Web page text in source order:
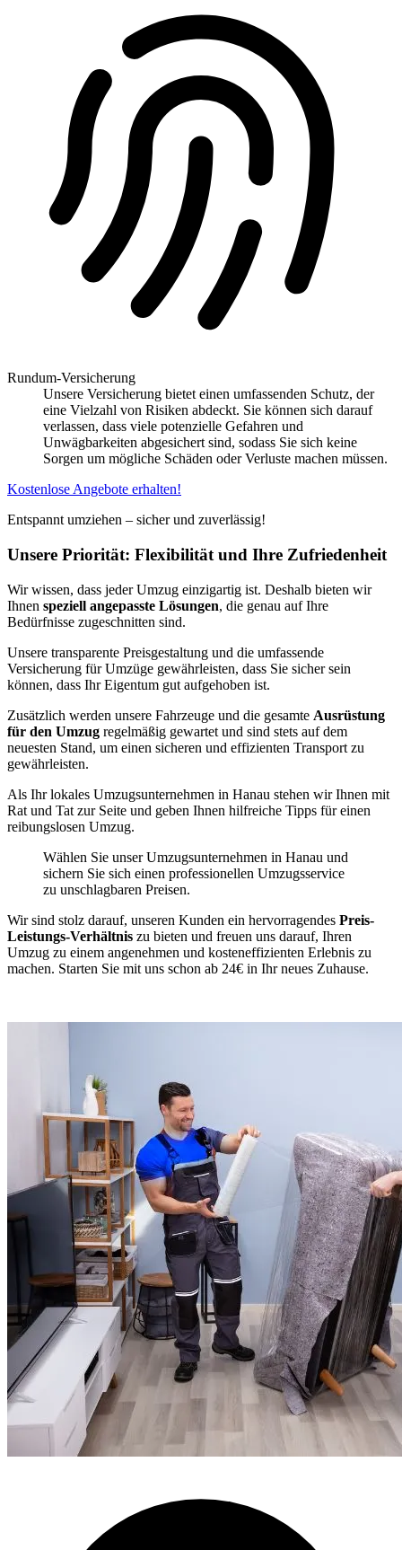
Rundum-Versicherung
Unsere Versicherung bietet einen umfassenden Schutz, der
eine Vielzahl von Risiken abdeckt. Sie können sich darauf
verlassen, dass viele potenzielle Gefahren und
Unwägbarkeiten abgesichert sind, sodass Sie sich keine
Sorgen um mögliche Schäden oder Verluste machen müssen.
Kostenlose Angebote erhalten!
Entspannt umziehen – sicher und zuverlässig!
Unsere Priorität: Flexibilität und Ihre Zufriedenheit
Wir wissen, dass jeder Umzug einzigartig ist. Deshalb bieten wir
Ihnen speziell angepasste Lösungen, die genau auf Ihre
Bedürfnisse zugeschnitten sind.
Unsere transparente Preisgestaltung und die umfassende
Versicherung für Umzüge gewährleisten, dass Sie sicher sein
können, dass Ihr Eigentum gut aufgehoben ist.
Zusätzlich werden unsere Fahrzeuge und die gesamte Ausrüstung
für den Umzug regelmäßig gewartet und sind stets auf dem
neuesten Stand, um einen sicheren und effizienten Transport zu
gewährleisten.
Als Ihr lokales Umzugsunternehmen in Hanau stehen wir Ihnen mit
Rat und Tat zur Seite und geben Ihnen hilfreiche Tipps für einen
reibungslosen Umzug.
Wählen Sie unser Umzugsunternehmen in Hanau und
sichern Sie sich einen professionellen Umzugsservice
zu unschlagbaren Preisen.
Wir sind stolz darauf, unseren Kunden ein hervorragendes Preis-
Leistungs-Verhältnis zu bieten und freuen uns darauf, Ihren
Umzug zu einem angenehmen und kosteneffizienten Erlebnis zu
machen. Starten Sie mit uns schon ab 24€ in Ihr neues Zuhause.